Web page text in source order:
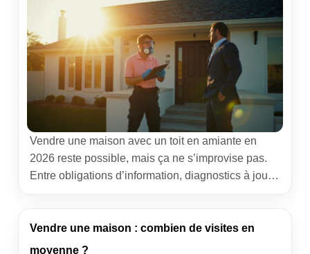
Vendre une maison avec un toit en amiante en
2026 reste possible, mais ça ne s’improvise pas.
Entre obligations d’information, diagnostics à jour
pas à pas pour sécuriser la transaction, chiffrer les
travaux et fixer un prix réaliste sans brader votre
Vendre une maison : combien de visites en
moyenne ?